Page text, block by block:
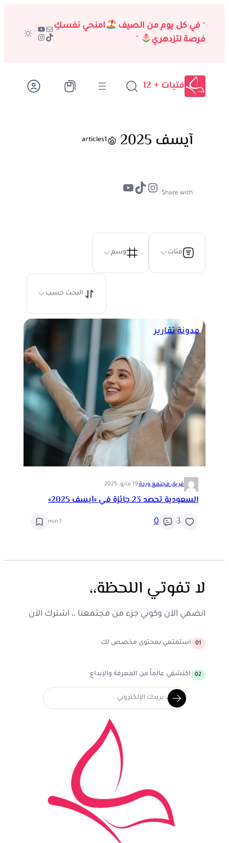
المحتوى
“في كل يوم من الصيف
امنحي نفسكِ
فرصة لتزدهري
”
بريديوتيوب
تيك توكإنستجرام
/
فتيات + 12
آيسف 2025 /
1
articles
Share with
/
إنستجرام
تيك توكيوتيوب
فئات وسم
البحث حسب
مدونة تقارير
فريق مجتمع وردة·19 مايو، 2025
السعودية تحصد 23 جائزة في «آيسف 2025»
3
0
1 min
لا تفوتي اللحظة،،
انضمي الآن وكوني جزء من مجتمعنا ،، اشترك الآن
01 استمتعي بمحتوى مخصص لك
02 اكتشفي عالماً من المعرفة والإبداع